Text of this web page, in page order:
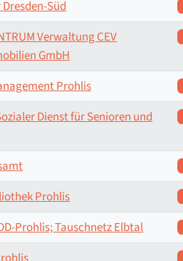
Süd
Verwaltung CEV
GmbH
Prohlis
Dienst für Senioren und
Prohlis
Prohlis; Tauschnetz Elbtal